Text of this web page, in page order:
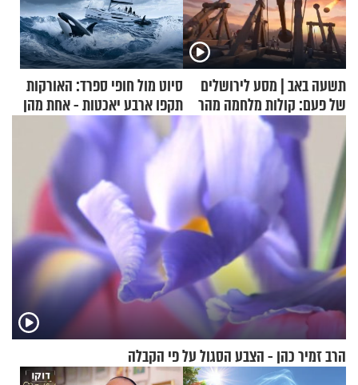
תשעה באב | מסע לירושלים
של פעם: קולות מלחמה מהר
סיוט מול חופי ספרד: האורקות
תקפו ארבע יאכטות - אחת מהן
טבעה
הרב זמיר כהן - הצבע הסגול על פי הקבלה